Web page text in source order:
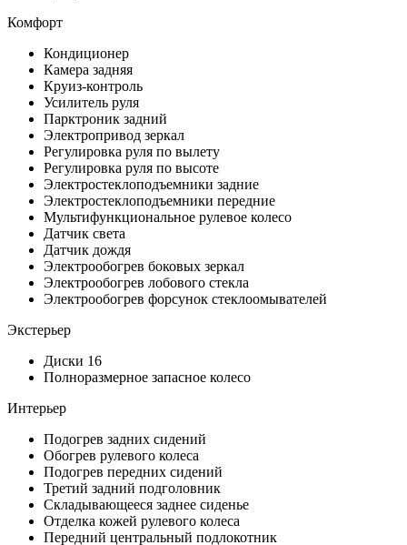
Комфорт
Кондиционер
Камера задняя
Круиз-контроль
Усилитель руля
Парктроник задний
Электропривод зеркал
Регулировка руля по вылету
Регулировка руля по высоте
Электростеклоподъемники задние
Электростеклоподъемники передние
Мультифункциональное рулевое колесо
Датчик света
Датчик дождя
Электрообогрев боковых зеркал
Электрообогрев лобового стекла
Электрообогрев форсунок стеклоомывателей
Экстерьер
Диски 16
Полноразмерное запасное колесо
Интерьер
Подогрев задних сидений
Обогрев рулевого колеса
Подогрев передних сидений
Третий задний подголовник
Складывающееся заднее сиденье
Отделка кожей рулевого колеса
Передний центральный подлокотник